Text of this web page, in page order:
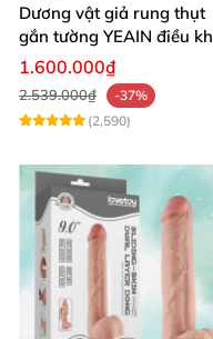
Dương vật giả rung thụt
gắn tường YEAIN điều
từ xa
1.600.000₫
2.539.000₫
-37%
(2,590)